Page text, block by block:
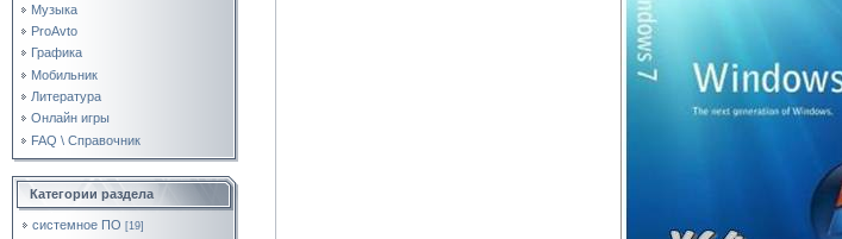
Музыка
ProAvto
Графика
Мобильник
Литература
Онлайн игры
FAQ \ Справочник
Категории раздела
системное ПО [19]